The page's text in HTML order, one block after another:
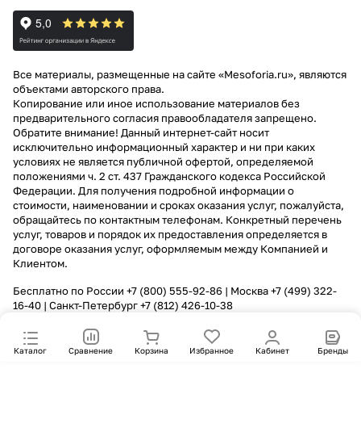
Каталог Сравнение Корзина Избранное Кабинет Бренды
Все материалы, размещенные на сайте «Mesoforia.ru», являются
объектами авторского права.
Копирование или иное использование материалов без
предварительного согласия правообладателя запрещено.
Обратите внимание! Данный интернет-сайт носит
исключительно информационный характер и ни при каких
условиях не является публичной офертой, определяемой
положениями ч. 2 ст. 437 Гражданского кодекса Российской
Федерации. Для получения подробной информации о
стоимости, наименовании и сроках оказания услуг, пожалуйста,
обращайтесь по контактным телефонам. Конкретный перечень
услуг, товаров и порядок их предоставления определяется в
договоре оказания услуг, оформляемым между Компанией и
Клиентом.
Бесплатно по России +7 (800) 555-92-86 | Москва+7 (499) 322-
16-40 | Санкт-Петербург+7 (812) 426-10-38